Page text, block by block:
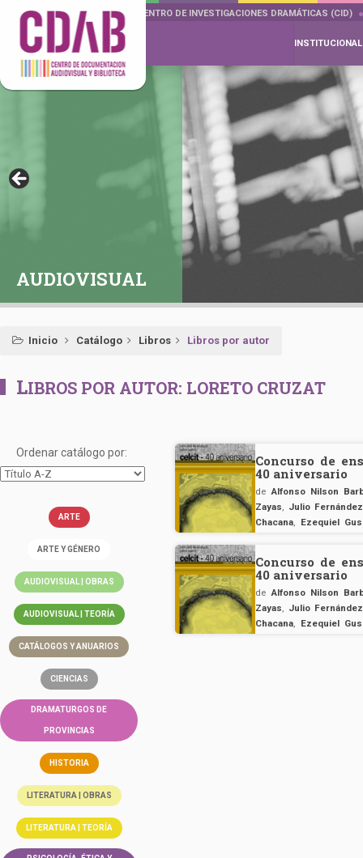
DOCUMENTA DRAMÁTICAS CENTRO DE INVESTIGACIONES DRAMÁTICAS (CID)
INSTITUCIONAL
AUDIOVISUAL
Inicio Catálogo Libros Libros por autor
LIBROS POR AUTOR: LORETO CRUZAT
Ordenar catálogo por:
ARTE
ARTE Y GÉNERO
AUDIOVISUAL | OBRAS
AUDIOVISUAL | TEORÍA
CATÁLOGOS Y ANUARIOS
CIENCIAS
DRAMATURGOS DE
PROVINCIAS
HISTORIA
LITERATURA | OBRAS
LITERATURA | TEORÍA
Concurso de
40 aniversario
deAlfonso Nilson
Zayas, Julio
Chacana, Ezequiel
Concurso de
40 aniversario
deAlfonso Nilson
Zayas, Julio
Chacana, Ezequiel